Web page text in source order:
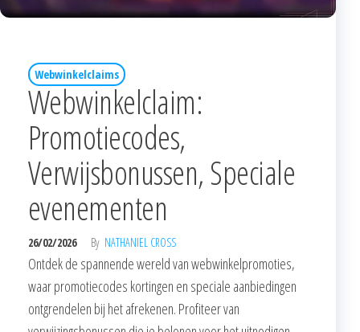
Webwinkelclaims
Webwinkelclaim:
Promotiecodes,
Verwijsbonussen, Speciale
evenementen
26/02/2026 By NATHANIEL CROSS
Ontdek de spannende wereld van webwinkelpromoties,
waar promotiecodes kortingen en speciale aanbiedingen
ontgrendelen bij het afrekenen. Profiteer van